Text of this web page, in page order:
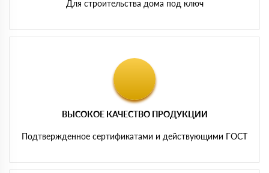
Для строительства дома под ключ
ВЫСОКОЕ КАЧЕСТВО ПРОДУКЦИИ
Подтвержденное сертификатами и действующими ГОСТ